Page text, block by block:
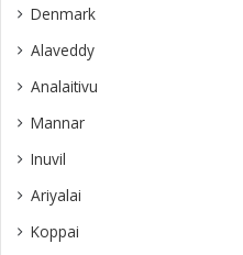
Denmark
Alaveddy
Analaitivu
Mannar
Inuvil
Ariyalai
Koppai